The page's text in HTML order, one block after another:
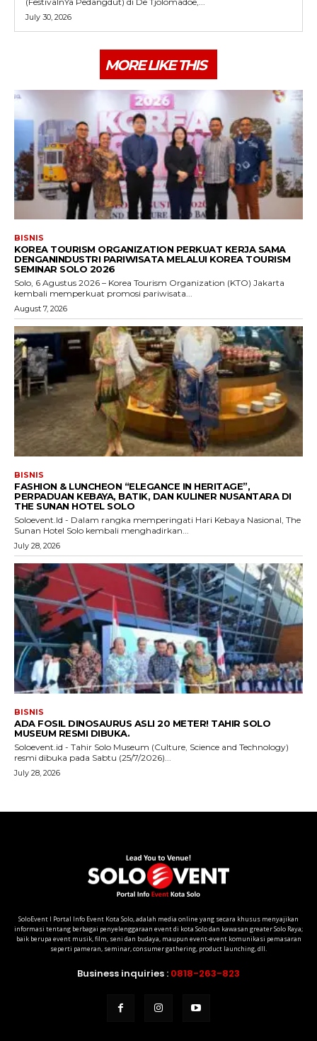
SoloEvent I Portal Info Event Kota Solo, adalah media online yang secara khusus menyajikan
informasi tentang berbagai penyelenggaraan event di kota Solo dan kawasan greater Solo Raya;
baik berupa event musik, film, seni dan budaya, maupun event-event komunikasi pemasaran
seperti pameran, seminar, consumer gathering, product launching, dll.
Business inquiries : 0818-263-823